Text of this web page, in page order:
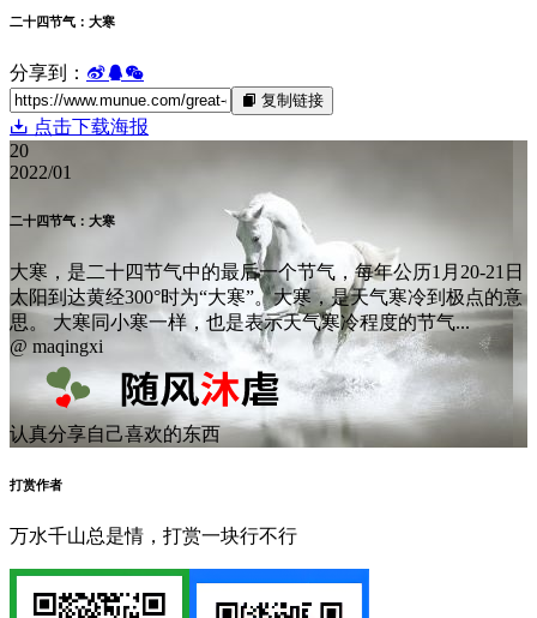
二十四节气：大寒
分享到：
复制链接
点击下载海报
20
2022/01
二十四节气：大寒
大寒，是二十四节气中的最后一个节气，每年公历1月20-21日
太阳到达黄经300°时为“大寒”。大寒，是天气寒冷到极点的意
思。 大寒同小寒一样，也是表示天气寒冷程度的节气...
@ maqingxi
认真分享自己喜欢的东西
打赏作者
万水千山总是情，打赏一块行不行